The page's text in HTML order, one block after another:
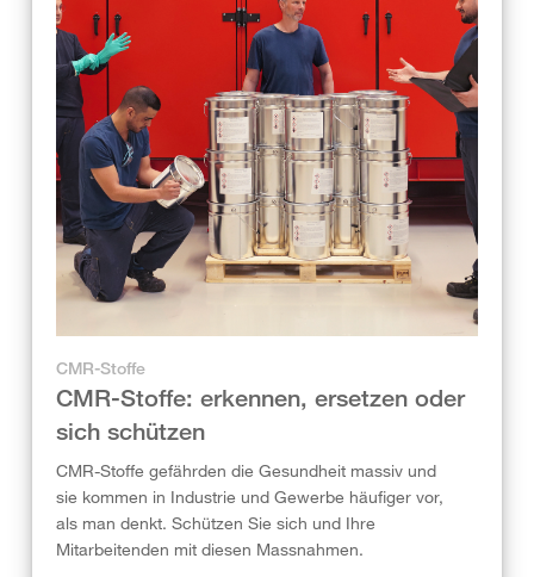
CMR-Stoffe
CMR-Stoffe: erkennen, ersetzen oder
sich schützen
CMR-Stoffe gefährden die Gesundheit massiv und
sie kommen in Industrie und Gewerbe häufiger vor,
als man denkt. Schützen Sie sich und Ihre
Mitarbeitenden mit diesen Massnahmen.